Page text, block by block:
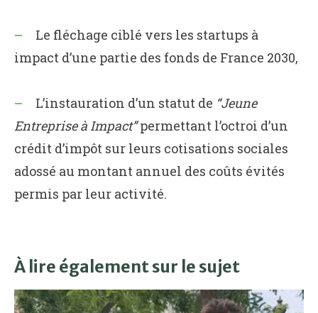
Le fléchage ciblé vers les startups à
impact d’une partie des fonds de France 2030,
L’instauration d’un statut de “Jeune
Entreprise à Impact”permettant l’octroi d’un
crédit d’impôt sur leurs cotisations sociales
adossé au montant annuel des coûts évités
permis par leur activité.
À lire également sur le sujet